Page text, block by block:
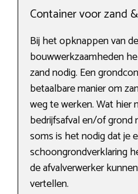
Container voor zand
Bij het opknappen van
bouwwerkzaamheden
zand nodig. Een
betaalbare manier om
weg te werken. Wat hier
bedrijfsafval en/of grond
soms is het nodig dat je
schoongrondverklaring
de afvalverwerker
vertellen.